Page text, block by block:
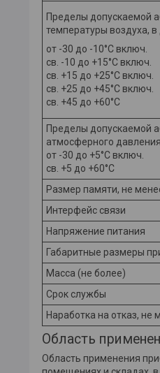
Пределы допускаемой
температуры воздуха, в
от -30 до -10°С включ.
св. -10 до +15°С включ.
св. +15 до +25°С включ.
св. +25 до +45°С включ.
св. +45 до +60°С
Пределы допускаемой
атмосферного
от -30 до +5°С включ.
св. +5 до +60°С
Размер памяти, не
Интерфейс связи
Напряжение питания
Габаритные размеры
Масса (не более)
Срок службы
Наработка на отказ, не
Область
Область применения